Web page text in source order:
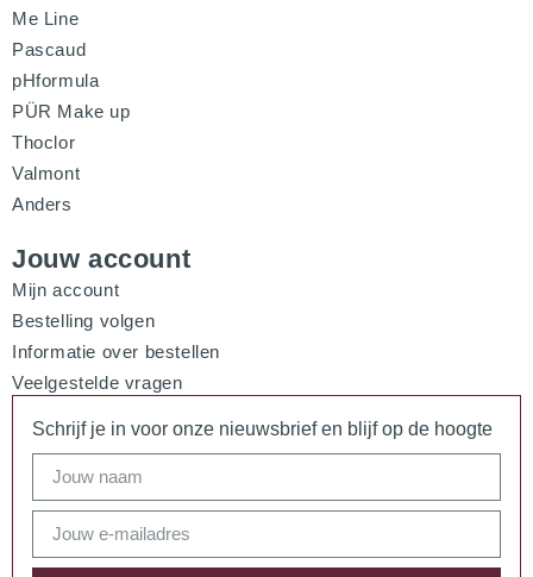
Me Line
Pascaud
pHformula
PÜR Make up
Thoclor
Valmont
Anders
Jouw account
Mijn account
Bestelling volgen
Informatie over bestellen
Veelgestelde vragen
Schrijf je in voor onze nieuwsbrief en blijf op de hoogte